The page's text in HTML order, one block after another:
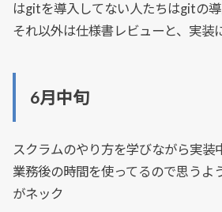
はgitを導入してない人たちはgitの
それ以外は仕様書レビューと、実装
6月中旬
スクラムのやり方を学びながら実装
業務後の時間を使ってるので思うよ
がネック